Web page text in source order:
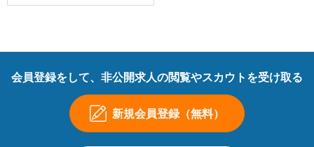
会員登録をして、非公開求人の閲覧やスカウトを受け取る
新規会員登録（無料）